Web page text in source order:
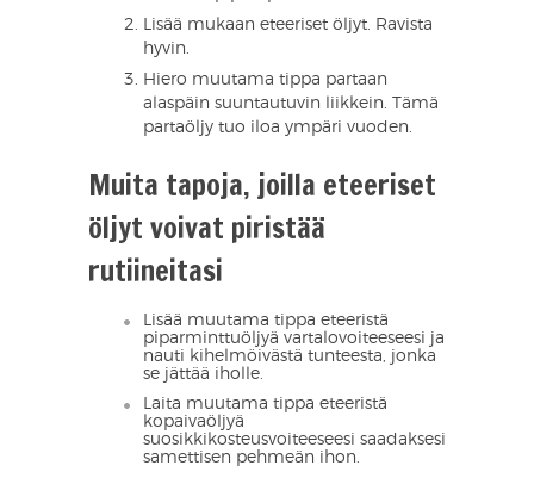
Lisää mukaan eteeriset öljyt. Ravista
hyvin.
Hiero muutama tippa partaan
alaspäin suuntautuvin liikkein. Tämä
partaöljy tuo iloa ympäri vuoden.
Muita tapoja, joilla eteeriset
öljyt voivat piristää
rutiineitasi
Lisää muutama tippa eteeristä
piparminttuöljyä vartalovoiteeseesi ja
nauti kihelmöivästä tunteesta, jonka
se jättää iholle.
Laita muutama tippa eteeristä
kopaivaöljyä
suosikkikosteusvoiteeseesi saadaksesi
samettisen pehmeän ihon.